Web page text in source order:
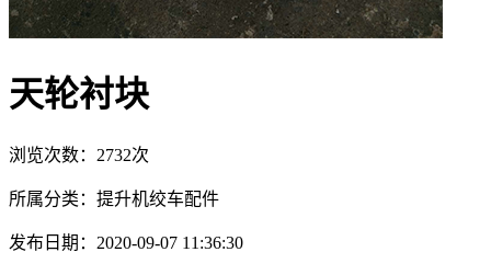
天轮衬块
浏览次数：2732次
所属分类：提升机绞车配件
发布日期：2020-09-07 11:36:30